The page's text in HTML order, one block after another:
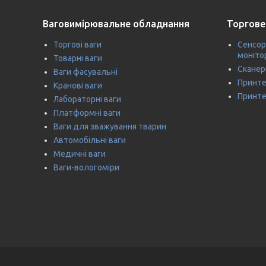
Ваговимірювальне обладнання
Торгові ваги
Товарні ваги
Ваги фасувальні
Кранові ваги
Лабораторні ваги
Платформні ваги
Ваги для зважування тварин
Автомобільні ваги
Медичні ваги
Ваги-вологоміри